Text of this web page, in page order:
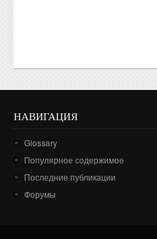
НАВИГАЦИЯ
Glossary
Популярное содержимое
Последние публикации
Форумы